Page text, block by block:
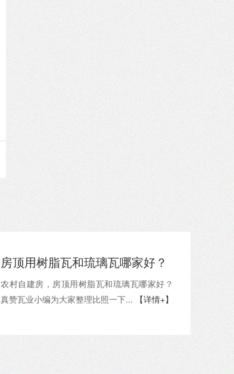
房顶用树脂瓦和琉璃瓦哪家好？
农村自建房，房顶用树脂瓦和琉璃瓦哪家好？
真赞瓦业小编为大家整理比照一下...
【详情+】